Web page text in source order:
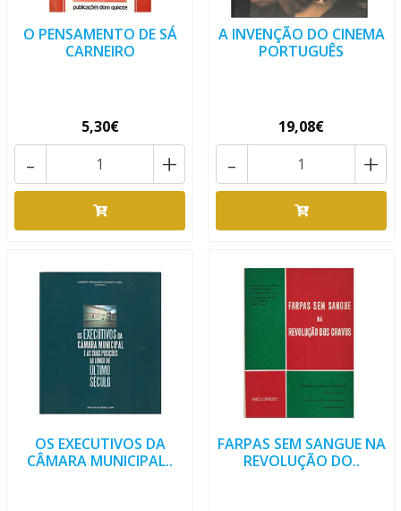
O PENSAMENTO DE SÁ
CARNEIRO
5,30€
+
-
A INVENÇÃO DO CINEMA
PORTUGUÊS
19,08€
+
-
OS EXECUTIVOS DA
CÂMARA MUNICIPAL..
FARPAS SEM SANGUE NA
REVOLUÇÃO DO..